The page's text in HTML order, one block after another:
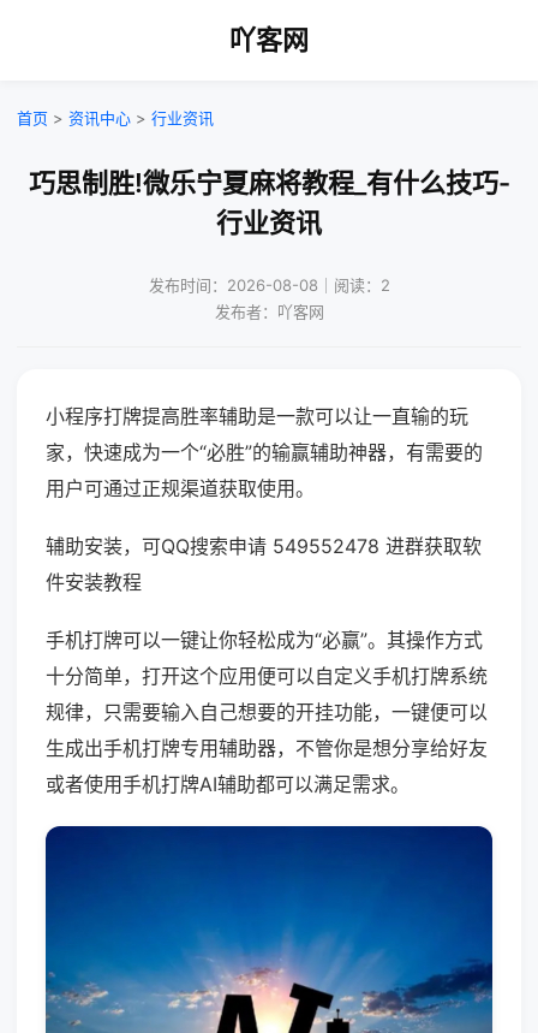
吖客网
首页 > 资讯中心 > 行业资讯
巧思制胜!微乐宁夏麻将教程_有什么技巧-
行业资讯
发布时间：2026-08-08｜阅读：2
发布者：吖客网
小程序打牌提高胜率辅助是一款可以让一直输的玩
家，快速成为一个“必胜”的输赢辅助神器，有需要的
用户可通过正规渠道获取使用。
辅助安装，可QQ搜索申请 549552478 进群获取软
件安装教程
手机打牌可以一键让你轻松成为“必赢”。其操作方式
十分简单，打开这个应用便可以自定义手机打牌系统
规律，只需要输入自己想要的开挂功能，一键便可以
生成出手机打牌专用辅助器，不管你是想分享给好友
或者使用手机打牌AI辅助都可以满足需求。